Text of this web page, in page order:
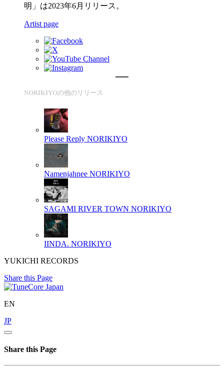
明」は2023年6月リリース。
Artist page
NORIKIYOの他のリリース
Please Reply NORIKIYO
Namenjahnee NORIKIYO
SAGAMI RIVER TOWN NORIKIYO
IINDA. NORIKIYO
YUKICHI RECORDS
Share this Page
EN
JP
Share this Page